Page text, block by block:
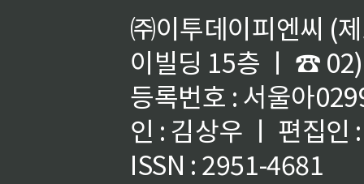
㈜이투데이피엔씨 (
이빌딩 15층 ㅣ ☎
등록번호 : 서울아
인 : 김상우 ㅣ 편집인
ISSN : 2951-4681